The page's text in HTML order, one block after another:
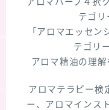
テゴリ
「アロマエッセ
テゴリ
アロマ精油の理
アロマテラピー検
ー、アロマインス